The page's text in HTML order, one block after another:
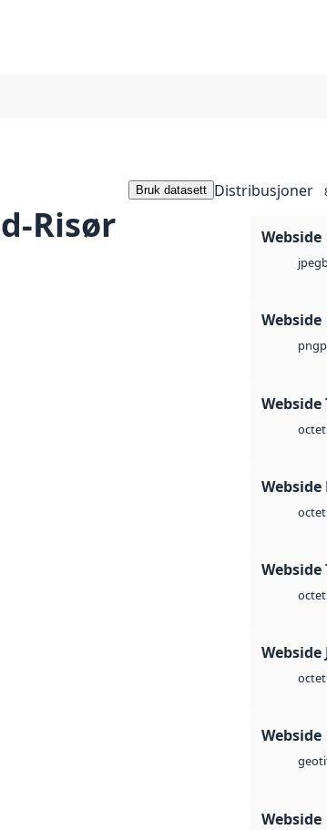
Risør
Bruk datasett Distribusjoner
Webside
jpeg
Webside
png
Webside
octet
Webside
octet
Webside
octet
Webside
octet
Webside
Webside